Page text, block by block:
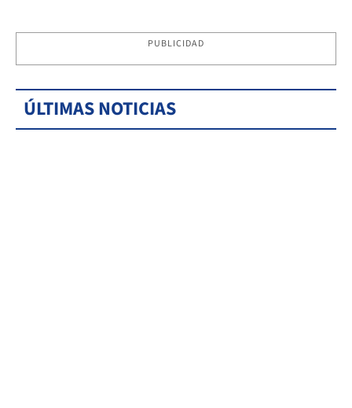
PUBLICIDAD
ÚLTIMAS NOTICIAS